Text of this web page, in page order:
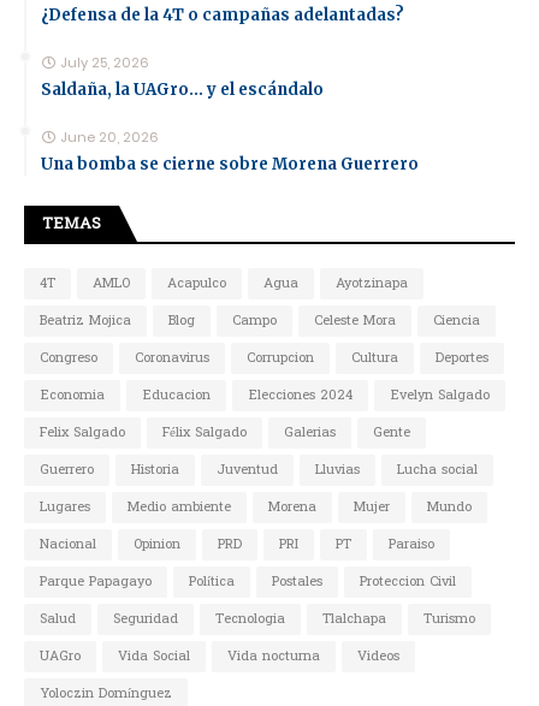
¿Defensa de la 4T o campañas adelantadas?
July 25, 2026
Saldaña, la UAGro... y el escándalo
June 20, 2026
Una bomba se cierne sobre Morena Guerrero
TEMAS
4T AMLO Acapulco Agua
Ayotzinapa
Beatriz Mojica
Blog Campo Celeste Mora
Ciencia
Congreso
Coronavirus Corrupcion Cultura
Deportes
Economia
Educacion Elecciones 2024
Evelyn Salgado
Felix Salgado
Félix Salgado Galerias
Gente
Guerrero
Historia Juventud Lluvias
Lucha social
Lugares
Medio ambiente Morena Mujer
Mundo
Nacional
Opinion PRD PRI PT
Paraiso
Parque Papagayo
Política Postales
Proteccion Civil
Salud
Seguridad Tecnologia Tlalchapa
Turismo
UAGro
Vida Social Vida nocturna
Videos
Yoloczin Domínguez